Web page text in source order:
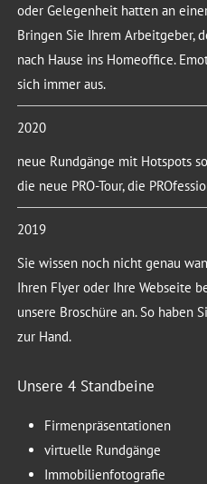
oder Gelegenheit hatten an
Bringen Sie Ihrem Arbeitgeber,
nach Hause ins Homeoffice.
sich immer aus.
2020
neue Rundgänge mit Hotspots
die neue PRO-Tour, die
2019
Sie wissen noch nicht genau
Ihren Flyer oder Ihre Webseite
unsere Broschüre an. So haben
zur Hand.
Unsere 4 Standbeine
Firmenpräsentationen
virtuelle Rundgänge
Immobilienfotografie